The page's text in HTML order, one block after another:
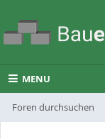
MENU
Foren durchsuchen